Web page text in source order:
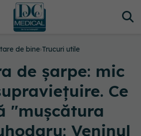
de bine›Trucuri utile
de șarpe: mic
Ce
"mușcătura
Veninul